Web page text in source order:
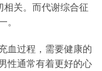
关。而代谢综合征
。
血过程，需要健康的
性通常有着更好的心